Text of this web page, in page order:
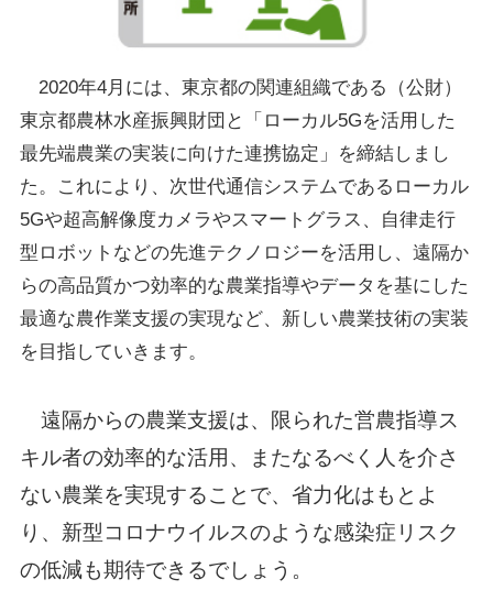
2020年4月には、東京都の関連組織である（公財）
東京都農林水産振興財団と「ローカル5Gを活用した
最先端農業の実装に向けた連携協定」を締結しまし
た。これにより、次世代通信システムであるローカル
5Gや超高解像度カメラやスマートグラス、自律走行
型ロボットなどの先進テクノロジーを活用し、遠隔か
らの高品質かつ効率的な農業指導やデータを基にした
最適な農作業支援の実現など、新しい農業技術の実装
を目指していきます。
遠隔からの農業支援は、限られた営農指導ス
キル者の効率的な活用、またなるべく人を介さ
ない農業を実現することで、省力化はもとよ
り、新型コロナウイルスのような感染症リスク
の低減も期待できるでしょう。